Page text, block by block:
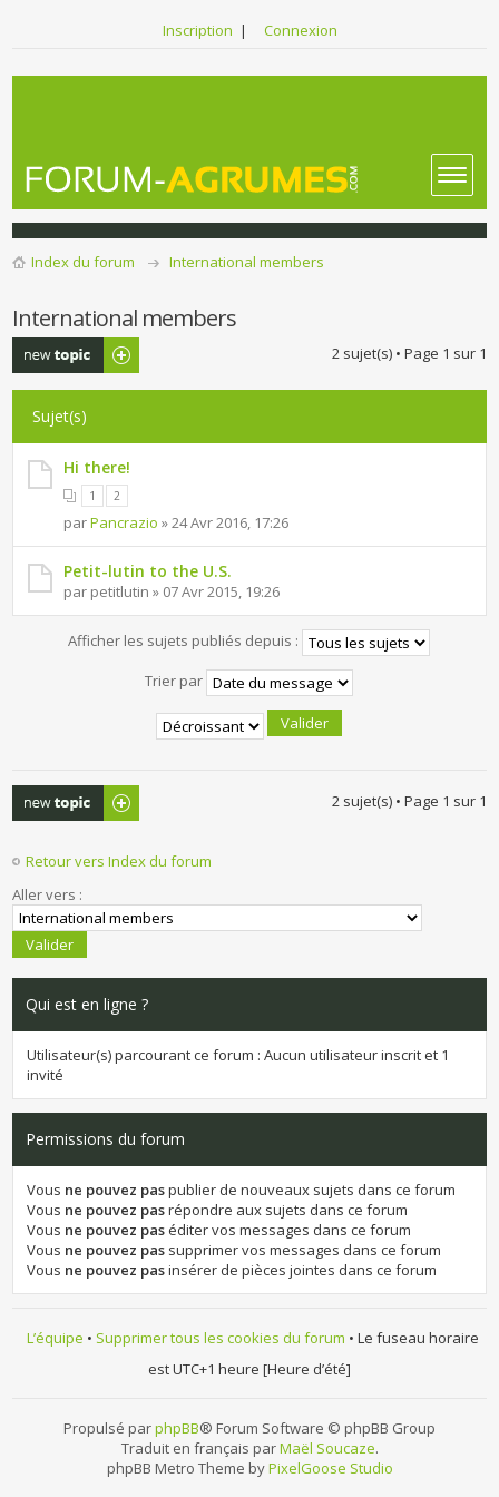
Inscription | Connexion
Index du forum International members
International members
Publier un
nouveau sujet
2 sujet(s) • Page 1 sur 1
Sujet(s)
Hi there!
1 2
parPancrazio » 24 Avr 2016, 17:26
Petit-lutin to the U.S.
par petitlutin » 07 Avr 2015, 19:26
Afficher les sujets publiés depuis :
Trier par
Publier un
nouveau sujet
2 sujet(s) • Page 1 sur 1
Retour vers Index du forum
Aller vers :
Qui est en ligne ?
Utilisateur(s) parcourant ce forum : Aucun utilisateur inscrit et 1
invité
Permissions du forum
Vous ne pouvez paspublier de nouveaux sujets dans ce forum
Vous ne pouvez pasrépondre aux sujets dans ce forum
Vous ne pouvez paséditer vos messages dans ce forum
Vous ne pouvez pas supprimer vos messages dans ce forum
Vous ne pouvez pasinsérer de pièces jointes dans ce forum
L’équipe • Supprimer tous les cookies du forum • Le fuseau horaire
est UTC+1 heure [Heure d’été]
Propulsé parphpBB® Forum Software © phpBB Group
Traduit en français parMaël Soucaze.
phpBB Metro Theme byPixelGoose Studio